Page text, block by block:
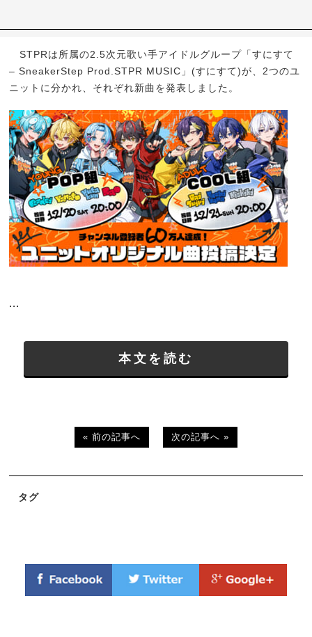
STPRは所属の2.5次元歌い手アイドルグループ「すにすて
– SneakerStep Prod.STPR MUSIC」(すにすて)が、2つのユ
ニットに分かれ、それぞれ新曲を発表しました。
...
本文を読む
« 前の記事へ 次の記事へ »
タグ